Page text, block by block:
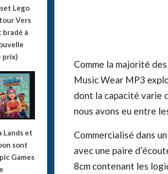
Comme la majorité
Music Wear MP3
dont la capacité varie
nous avons eu entre
Commercialisé dans
avec une paire
8cm contenant les
Lego
Vers
bradé à
prix)
Lands et
sont
Games